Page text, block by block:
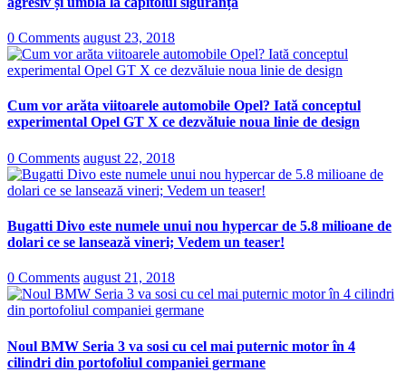
0 Comments august 23, 2018
Cum vor arăta viitoarele automobile Opel? Iată conceptul
experimental Opel GT X ce dezvăluie noua linie de design
0 Comments august 22, 2018
Bugatti Divo este numele unui nou hypercar de 5.8 milioane de
dolari ce se lansează vineri; Vedem un teaser!
0 Comments august 21, 2018
Noul BMW Seria 3 va sosi cu cel mai puternic motor în 4
cilindri din portofoliul companiei germane